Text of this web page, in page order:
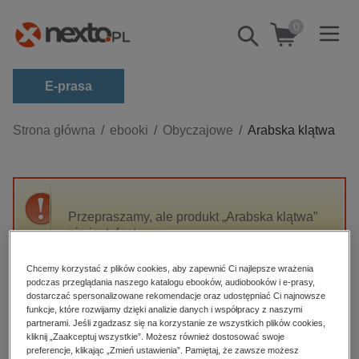
Pokaż/schowaj
wyszukiwarkę
0
E-prasa
Kategorie
biznesowe, branżowe, gospodarka
dzienniki
edukacja
hobby, sport, rozrywka
komputery, internet, technologie, informatyka
Strona główna ebooki Obyczajowe Arabska klątwa
Przepraszamy, ale produkt „Arabska klątwa”
nie jest dostępny.
High-contrast mode
Polecane
Chcemy korzystać z plików cookies, aby zapewnić Ci najlepsze wrażenia
podczas przeglądania naszego katalogu ebooków, audiobooków i e-prasy,
dostarczać spersonalizowane rekomendacje oraz udostępniać Ci najnowsze
funkcje, które rozwijamy dzięki analizie danych i współpracy z naszymi
partnerami. Jeśli zgadzasz się na korzystanie ze wszystkich plików cookies,
kliknij „Zaakceptuj wszystkie”. Możesz również dostosować swoje
preferencje, klikając „Zmień ustawienia”. Pamiętaj, że zawsze możesz